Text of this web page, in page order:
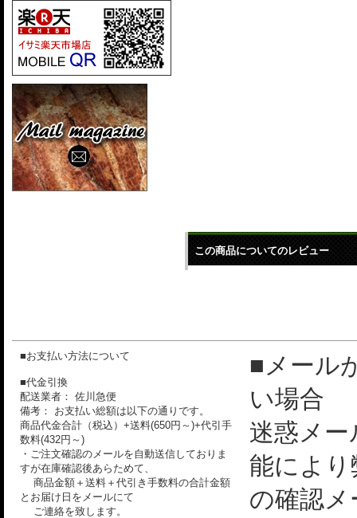
この商品についてのレビュー
■お支払い方法について
■代金引換
配送業者： 佐川急便
備考： お支払い総額は以下の通りです。
商品代金合計（税込）+送料(650円～)+代引手
数料(432円～)
・ご注文確認のメールを自動送信しておりま
すが在庫確認後あらためて、
商品金額＋送料＋代引き手数料の合計金額
とお届け日をメールにて
ご連絡を致します。
■メール
い場合
迷惑メー
能によ
の確認